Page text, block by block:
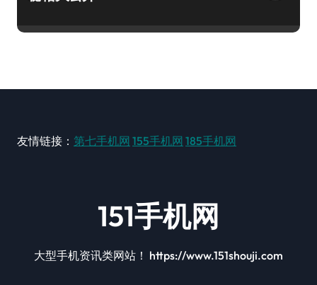
友情链接： 第七手机网 155手机网 185手机网
151手机网
大型手机资讯类网站！ https://www.151shouji.com